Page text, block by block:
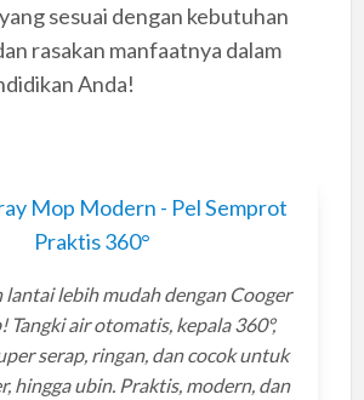
sesuai dengan kebutuhan
rasakan manfaatnya dalam
Anda!
Mop Modern - Pel Semprot
Praktis 360°
lantai lebih mudah dengan Cooger
Tangki air otomatis, kepala 360°,
serap, ringan, dan cocok untuk
hingga ubin. Praktis, modern, dan